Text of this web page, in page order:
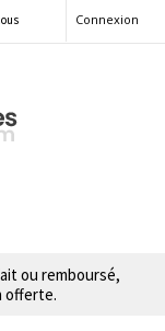
Connexion
ou remboursé,
offerte.